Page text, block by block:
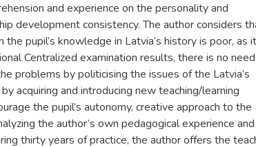
and experience on the personality and
development consistency. The author considers
pupil’s knowledge in Latvia’s history is poor, as
Centralized examination results, there is no
problems by politicising the issues of the Latvia’s
acquiring and introducing new teaching/learning
the pupil’s autonomy, creative approach to the
the author’s own pedagogical experience
thirty years of practice, the author offers the